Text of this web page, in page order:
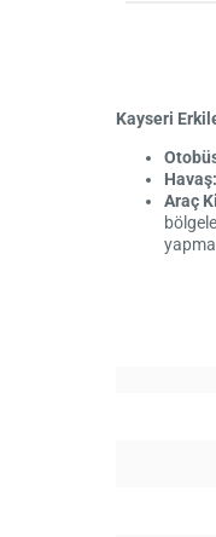
Kayseri
Havaş:
Araç